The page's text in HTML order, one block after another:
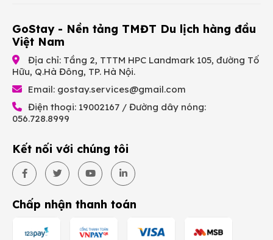
GoStay - Nền tảng TMĐT Du lịch hàng đầu
Việt Nam
Địa chỉ: Tầng 2, TTTM HPC Landmark 105, đường Tố
Hữu, Q.Hà Đông, TP. Hà Nội.
Email: gostay.services@gmail.com
Điện thoại: 19002167 / Đường dây nóng:
056.728.8999
Kết nối với chúng tôi
Chấp nhận thanh toán